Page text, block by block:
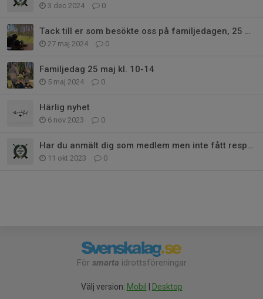
3 dec 2024 0
Tack till er som besökte oss på familjedagen, 25 maj!
27 maj 2024 0
Familjedag 25 maj kl. 10-14
5 maj 2024 0
Härlig nyhet
6 nov 2023 0
Har du anmält dig som medlem men inte fått respons?
11 okt 2023 0
För smarta idrottsföreningar
Välj version: Mobil Desktop